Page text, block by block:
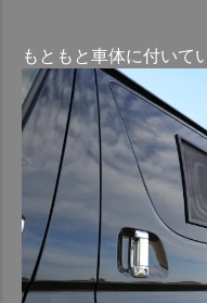
もともと車体に付いて